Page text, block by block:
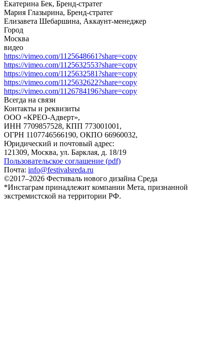
Екатерина Бек, Бренд-стратег
Мария Глазырина, Бренд-стратег
Елизавета Шебаршина, Аккаунт-менеджер
Город
Москва
видео
https://vimeo.com/1125648661?share=copy
https://vimeo.com/1125632553?share=copy
https://vimeo.com/1125632581?share=copy
https://vimeo.com/1125632622?share=copy
https://vimeo.com/1126784196?share=copy
Всегда на связи
Контакты и реквизиты
ООО «КРЕО‐Адверт»,
ИНН 7709857528, КПП 773001001,
ОГРН 1107746566190, ОКПО 66960032,
Юридический и почтовый адрес:
121309, Москва, ул. Барклая, д. 18/19
Пользовательское соглашение (pdf)
Почта: info@festivalsreda.ru
©2017–2026 Фестиваль нового дизайна Среда
*Инстаграм принадлежит компании Мета, признанной
экстремистской на территории РФ.